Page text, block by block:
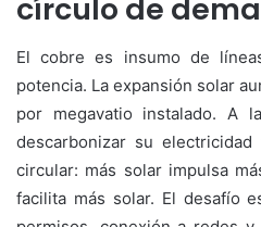
círculo de
El cobre es insumo de
potencia. La expansión solar
por megavatio instalado. A
descarbonizar su
circular: más solar impulsa
facilita más solar. El desafío